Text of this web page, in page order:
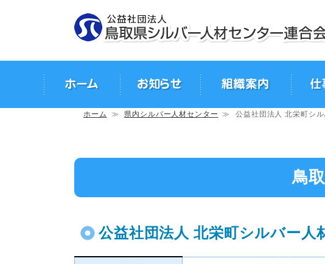
ホーム ≫ 県内シルバー人材センター ≫ 公益社団法人 北栄町シ
鳥
公益社団法人 北栄町シルバー人